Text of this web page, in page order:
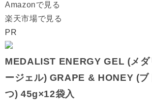
Amazonで見る
楽天市場で見る
PR
MEDALIST ENERGY GEL (メダ
ージェル) GRAPE & HONEY (ブ
つ) 45g×12袋入